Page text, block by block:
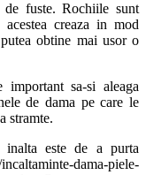
fuste. Rochiile sunt
creaza in mod
obtine mai usor o
sa-si aleaga
de dama pe care le
stramte.
este de a purta
dama-piele-